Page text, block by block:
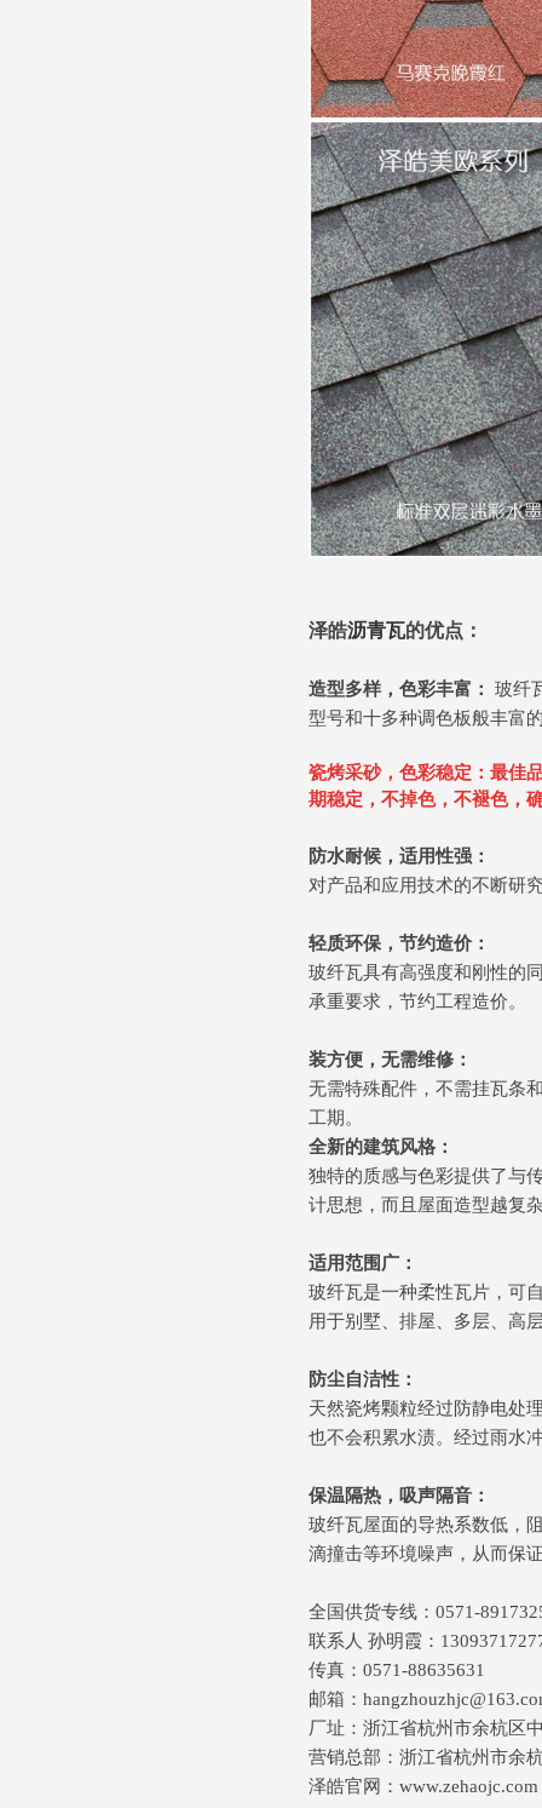
泽皓沥青瓦的优点：
造型多样，色彩丰富：
玻纤
型号和十多种调色板般丰富
瓷烤采砂，色彩稳定： 最佳
期稳定，不掉色，不褪色，
防水耐候，适用性强：
对产品和应用技术的不断研
轻质环保，节约造价：
玻纤瓦具有高强度和刚性的
承重要求，节约工程造价。
装方便，无需维修：
无需特殊配件，不需挂瓦条
工期。
全新的建筑风格：
独特的质感与色彩提供了与
计思想，而且屋面造型越复
适用范围广：
玻纤瓦是一种柔性瓦片，可
用于别墅、排屋、多层、高
防尘自洁性：
天然瓷烤颗粒经过防静电处
也不会积累水渍。经过雨水
保温隔热，吸声隔音：
玻纤瓦屋面的导热系数低，
滴撞击等环境噪声，从而保
全国供货专线：0571-
联系人 孙明霞：
传真：0571-88635631
邮箱：
厂址：浙江省杭州市余杭区
营销总部：浙江省杭州市余
泽皓官网：www.zehaojc.com